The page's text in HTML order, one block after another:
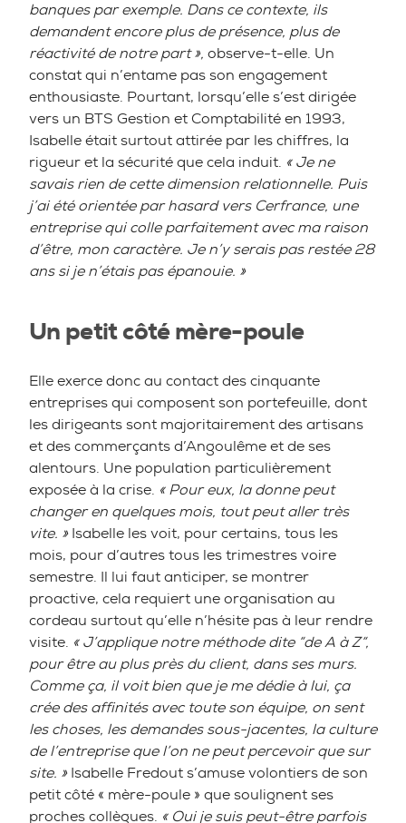
banques par exemple. Dans ce contexte, ils
demandent encore plus de présence, plus de
réactivité de notre part », observe-t-elle. Un
constat qui n’entame pas son engagement
enthousiaste. Pourtant, lorsqu’elle s’est dirigée
vers un BTS Gestion et Comptabilité en 1993,
Isabelle était surtout attirée par les chiffres, la
rigueur et la sécurité que cela induit. « Je ne
savais rien de cette dimension relationnelle. Puis
j’ai été orientée par hasard vers Cerfrance, une
entreprise qui colle parfaitement avec ma raison
d’être, mon caractère. Je n’y serais pas restée 28
ans si je n’étais pas épanouie. »
Un petit côté mère-poule
Elle exerce donc au contact des cinquante
entreprises qui composent son portefeuille, dont
les dirigeants sont majoritairement des artisans
et des commerçants d’Angoulême et de ses
alentours. Une population particulièrement
exposée à la crise. « Pour eux, la donne peut
changer en quelques mois, tout peut aller très
vite. »Isabelle les voit, pour certains, tous les
mois, pour d’autres tous les trimestres voire
semestre. Il lui faut anticiper, se montrer
proactive, cela requiert une organisation au
cordeau surtout qu’elle n’hésite pas à leur rendre
visite. « J’applique notre méthode dite “de A à Z“,
pour être au plus près du client, dans ses murs.
Comme ça, il voit bien que je me dédie à lui, ça
crée des affinités avec toute son équipe, on sent
les choses, les demandes sous-jacentes, la culture
de l’entreprise que l’on ne peut percevoir que sur
site. »Isabelle Fredout s’amuse volontiers de son
petit côté « mère-poule » que soulignent ses
proches collègues. « Oui je suis peut-être parfois